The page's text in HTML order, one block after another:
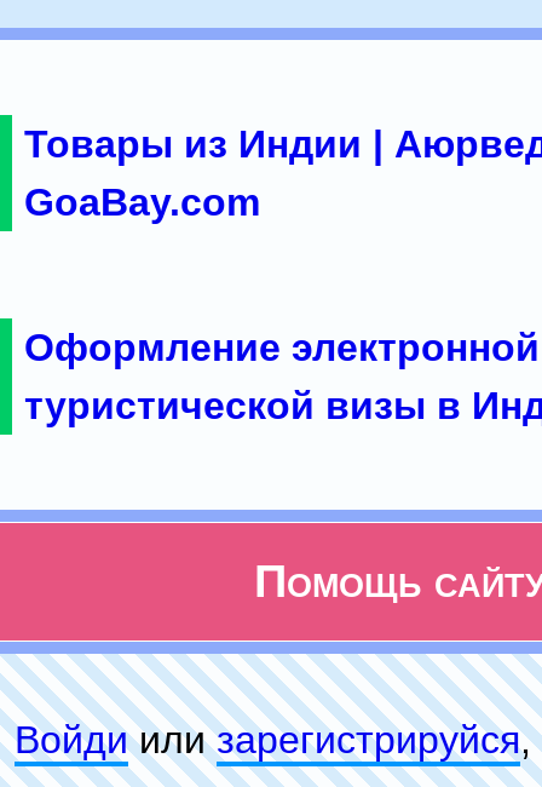
Товары из Индии |
GoaBay.com
Оформление электронной
туристической визы в
Помощь
Войдиилизарeгиcтpируйся,